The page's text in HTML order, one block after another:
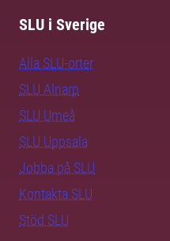
SLU i Sverige
Alla SLU-orter
SLU Alnarp
SLU Umeå
SLU Uppsala
Jobba på SLU
Kontakta SLU
Stöd SLU